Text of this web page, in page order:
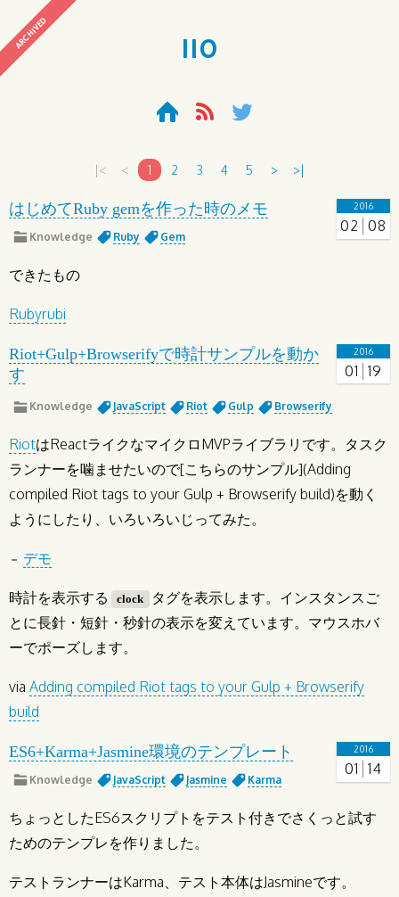
ARCHIVED 110
|< < 1 2 3 4 5 > >|
2016
02 08
はじめてRuby gemを作った時のメモ
Knowledge Ruby Gem
できたもの
Rubyrubi
2016
01 19
Riot+Gulp+Browserifyで時計サンプルを動か
す
Knowledge JavaScript Riot Gulp Browserify
RiotはReactライクなマイクロMVPライブラリです。タスク
ランナーを噛ませたいので[こちらのサンプル](Adding
compiled Riot tags to your Gulp + Browserify build)を動く
ようにしたり、いろいろいじってみた。
デモ
時計を表示する clock
タグを表示します。インスタンスご
とに長針・短針・秒針の表示を変えています。マウスホバ
ーでポーズします。
via Adding compiled Riot tags to your Gulp + Browserify
build
2016
01 14
ES6+Karma+Jasmine環境のテンプレート
Knowledge JavaScript Jasmine Karma
ちょっとしたES6スクリプトをテスト付きでさくっと試す
ためのテンプレを作りました。
テストランナーはKarma、テスト本体はJasmineです。